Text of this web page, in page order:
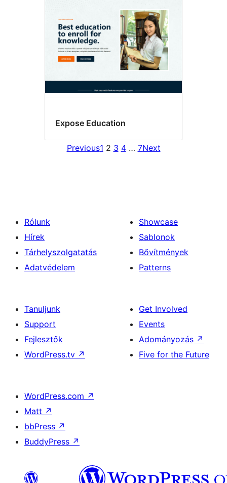
Expose Education
Previous1 2 3 4 … 7Next
Rólunk
Hírek
Tárhelyszolgatatás
Adatvédelem
Showcase
Sablonok
Bővítmények
Patterns
Tanuljunk
Support
Fejlesztők
WordPress.tv ↗
Get Involved
Events
Adományozás ↗
Five for the Future
WordPress.com ↗
Matt ↗
bbPress ↗
BuddyPress ↗